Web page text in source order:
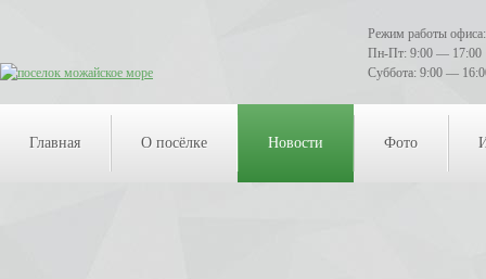
Режим работы офиса:
Пн-Пт: 9:00 — 17:00
Суббота: 9:00 —
Главная О посёлке Новости Фото